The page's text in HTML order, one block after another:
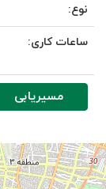
نوع:
ساعات کاری:
مسیریابی